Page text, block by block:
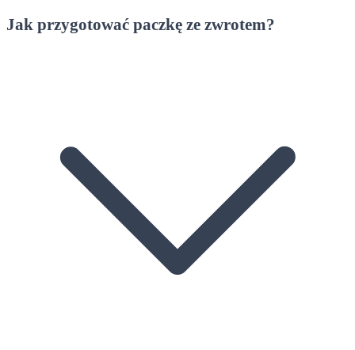
Jak przygotować paczkę ze zwrotem?